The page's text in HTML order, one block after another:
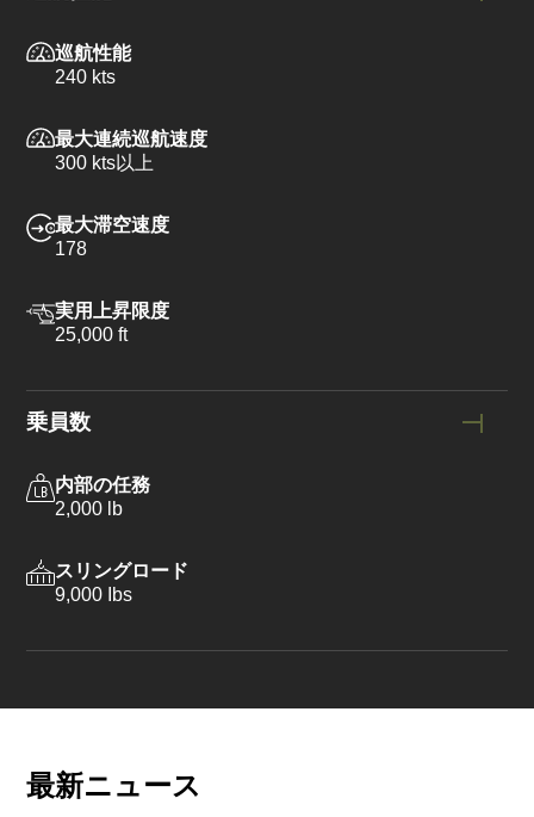
巡航性能
240 kts
最大連続巡航速度
300 kts以上
最大滞空速度
178
実用上昇限度
25,000 ft
乗員数
内部の任務
2,000 lb
スリングロード
9,000 Ibs
最新ニュース